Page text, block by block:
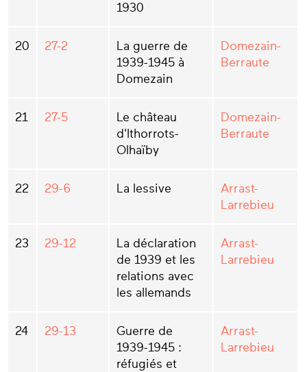
1930
20 27-2
La guerre de
1939-1945 à
Domezain
Domezain-
Berraute
21 27-5
Le château
d'Ithorrots-
Olhaïby
Domezain-
Berraute
22 29-6 La lessive
Arrast-
Larrebieu
23 29-12
La déclaration
de 1939 et les
relations avec
les allemands
Arrast-
Larrebieu
24 29-13
Guerre de
1939-1945 :
réfugiés et
Arrast-
Larrebieu